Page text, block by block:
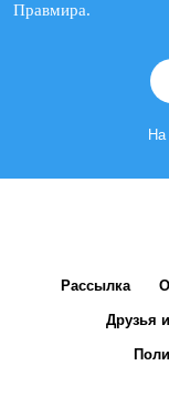
Правмира.
На
Рассылка
Друзья